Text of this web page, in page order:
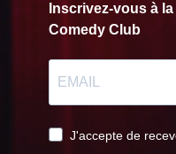
Inscrivez-vous à
Comedy Club
J'accepte de